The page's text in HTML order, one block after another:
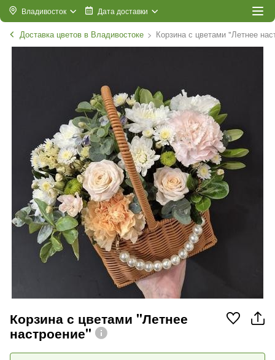
Владивосток Дата доставки
Доставка цветов в Владивостоке Корзина с цветами "Летнее
Корзина с цветами "Летнее
настроение"